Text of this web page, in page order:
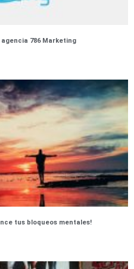
786 Marketing
tus bloqueos mentales!